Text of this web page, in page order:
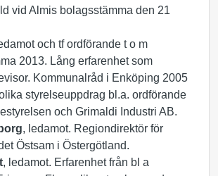
vid Almis bolagsstämma den 21
och tf ordförande t o m
2013. Lång erfarenhet som
Kommunalråd i Enköping 2005
styrelseuppdrag bl.a. ordförande
och Grimaldi Industri AB.
, ledamot. Regiondirektör för
Östsam i Östergötland.
, ledamot. Erfarenhet från bl a